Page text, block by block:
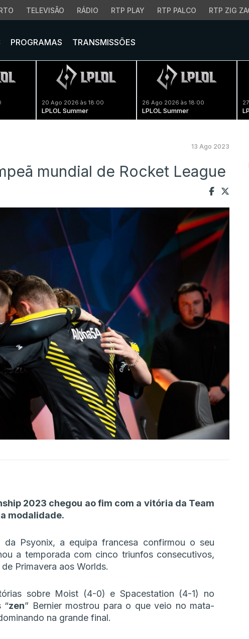
TELEVISÃO RÁDIO RTP PLAY RTP PALCO RTP ZIG
PROGRAMAS TRANSMISSÕES
20 Ago 2026 às 18:00
LPLOL Summer
26 Ago 2026 às 18:00
LPLOL Summer
13 Ago 2023
mundial de Rocket League
2023 chegou ao fim com a vitória da Team
modalidade.
Psyonix, a equipa francesa confirmou o seu
a temporada com cinco triunfos consecutivos,
Primavera aos Worlds.
sobre Moist (4-0) e Spacestation (4-1) no
“zen” Bernier mostrou para o que veio no mata-
na grande final.